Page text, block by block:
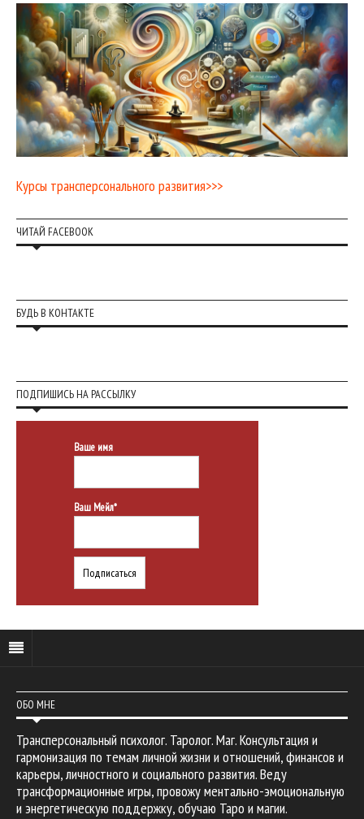
Курсы трансперсонального развития>>>
ЧИТАЙ FACEBOOK
БУДЬ В КОНТАКТЕ
ПОДПИШИСЬ НА РАССЫЛКУ
Ваше имя
Ваш Мейл*
ОБО МНЕ
Трансперсональный психолог. Таролог. Маг. Консультация и
гармонизация по темам личной жизни и отношений, финансов и
карьеры, личностного и социального развития. Веду
трансформационные игры, провожу ментально-эмоциональную
и энергетическую поддержку, обучаю Таро и магии.